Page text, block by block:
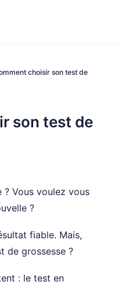
choisir son test de
son test de
? Vous voulez vous
?
fiable. Mais,
de grossesse ?
: le test en